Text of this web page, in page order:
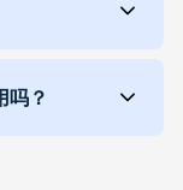
吗？